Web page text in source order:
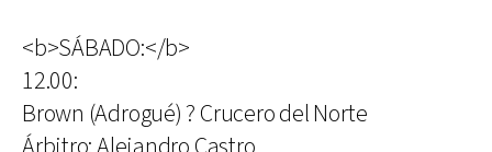
<b>SÁBADO:</b>
12.00:
Brown (Adrogué) ? Crucero del Norte